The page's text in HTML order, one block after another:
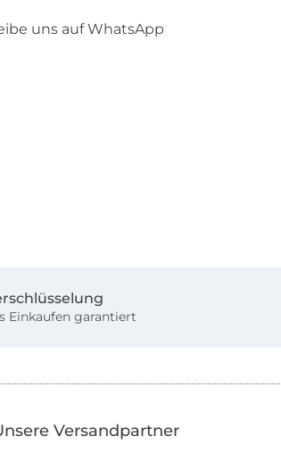
uns auf WhatsApp
Einkaufen garantiert
Versandpartner